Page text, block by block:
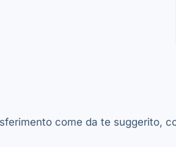
come da te suggerito,